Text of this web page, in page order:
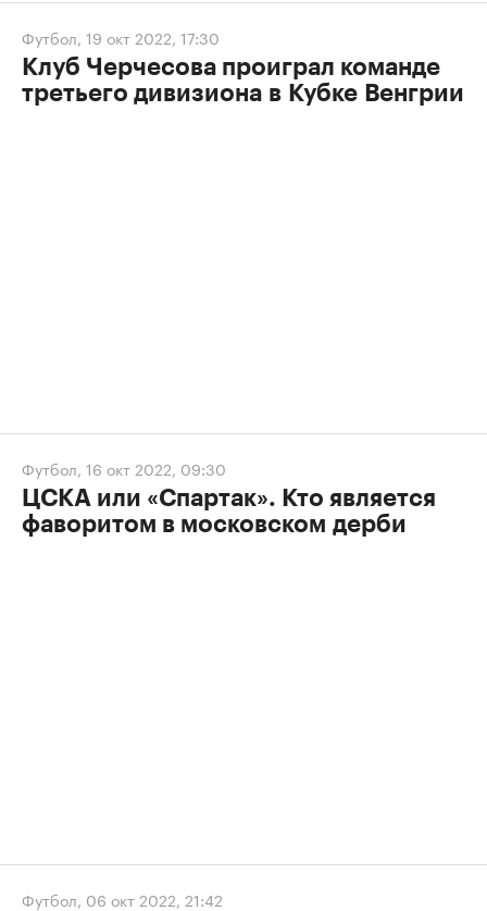
Футбол 19 окт 2022, 17:30
Клуб Черчесова проиграл команде
третьего дивизиона в Кубке Венгрии
Футбол 16 окт 2022, 09:30
ЦСКА или «Спартак». Кто является
фаворитом в московском дерби
Футбол 06 окт 2022, 21:42